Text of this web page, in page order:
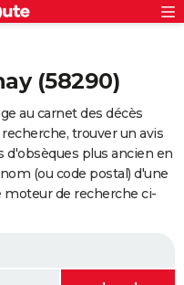
(58290)
au carnet des décès
trouver un avis
d'obsèques plus ancien en
(ou code postal) d'une
de recherche ci-